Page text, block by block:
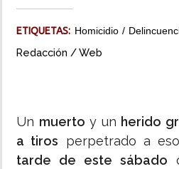
ETIQUETAS: Homicidio
Redacción / Web
Un muerto y un herido
a tiros perpetrado a
tarde de este sábado